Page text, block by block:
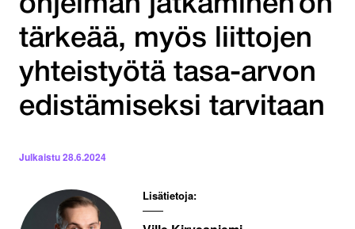
tärkeää, myös liittojen
yhteistyötä tasa-arvon
edistämiseksi tarvitaan
Julkaistu28.6.2024
Lisätietoja: